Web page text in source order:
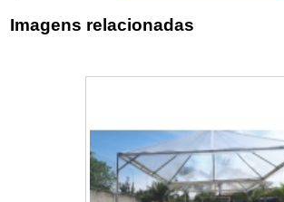
Imagens relacionadas